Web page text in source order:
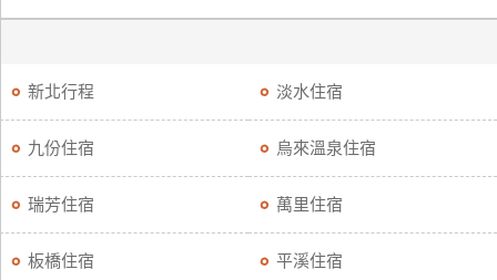
新北行程 淡水住宿
九份住宿 烏來溫泉住宿
瑞芳住宿 萬里住宿
板橋住宿 平溪住宿